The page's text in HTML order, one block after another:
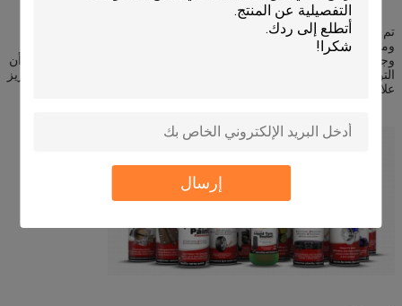
إرسال
ومنطقة. أسواق التصدير لدينا تغطي بلدان في أمريكا الشمالية والجنوبية
وجنوب شرق آسيا والشرق الأوسط وجنوب أفريقيا،وكذلك في أوروباوبما أن
التوسع الدولي هو اهتمامنا الرئيسي، فإننا ندعو شركتك الموقرة بصدق لتعزيز
علامة AEROPAK الخاصة بنا في أسواقكمالرجاء الاتصال بنا.